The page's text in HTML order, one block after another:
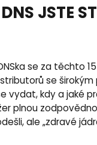
JSTE
se za těchto
se
vydat, kdy a jaké
plnou
ale „zdravé